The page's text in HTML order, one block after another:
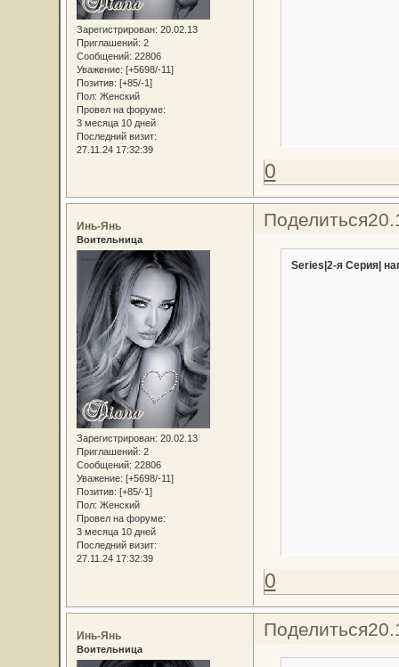
Зарегистрирован: 20.02.13
Приглашений: 2
Сообщений: 22806
Уважение: [+5698/-11]
Позитив: [+85/-1]
Пол: Женский
Провел на форуме:
3 месяца 10 дней
Последний визит:
27.11.24 17:32:39
0
Поделиться
Инь-Янь
Воительница
Зарегистрирован: 20.02.13
Приглашений: 2
Сообщений: 22806
Уважение: [+5698/-11]
Позитив: [+85/-1]
Пол: Женский
Провел на форуме:
3 месяца 10 дней
Последний визит:
27.11.24 17:32:39
Series|2-я Серия|
0
Поделиться
Инь-Янь
Воительница